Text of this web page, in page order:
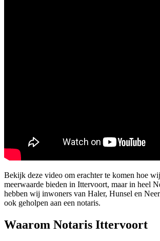
Bekijk deze video om erachter te komen hoe
meerwaarde bieden in Ittervoort, maar in heel
hebben wij inwoners van Haler, Hunsel en
ook geholpen aan een notaris.
Waarom Notaris Ittervoort